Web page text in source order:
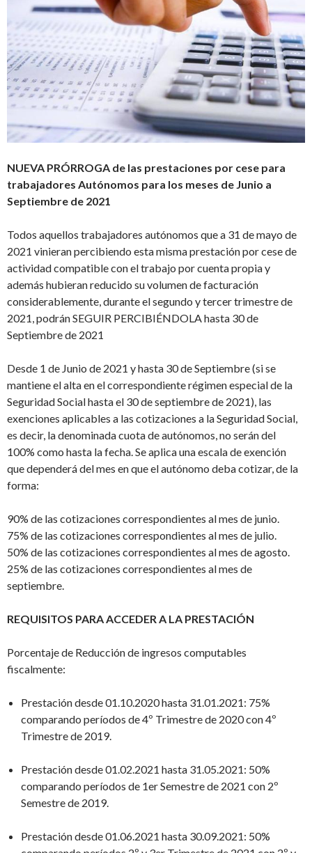
NUEVA PRÓRROGA de las prestaciones por cese para
trabajadores Autónomos para los meses de Junio a
Septiembre de 2021
Todos aquellos trabajadores autónomos que a 31 de mayo de
2021 vinieran percibiendo esta misma prestación por cese de
actividad compatible con el trabajo por cuenta propia y
además hubieran reducido su volumen de facturación
considerablemente, durante el segundo y tercer trimestre de
2021, podrán SEGUIR PERCIBIÉNDOLA hasta 30 de
Septiembre de 2021
Desde 1 de Junio de 2021 y hasta 30 de Septiembre (si se
mantiene el alta en el correspondiente régimen especial de la
Seguridad Social hasta el 30 de septiembre de 2021), las
exenciones aplicables a las cotizaciones a la Seguridad Social,
es decir, la denominada cuota de autónomos, no serán del
100% como hasta la fecha. Se aplica una escala de exención
que dependerá del mes en que el autónomo deba cotizar, de la
forma:
90% de las cotizaciones correspondientes al mes de junio.
75% de las cotizaciones correspondientes al mes de julio.
50% de las cotizaciones correspondientes al mes de agosto.
25% de las cotizaciones correspondientes al mes de
septiembre.
REQUISITOS PARA ACCEDER A LA PRESTACIÓN
Porcentaje de Reducción de ingresos computables
fiscalmente:
Prestación desde 01.10.2020 hasta 31.01.2021: 75%
comparando períodos de 4º Trimestre de 2020 con 4º
Trimestre de 2019.
Prestación desde 01.02.2021 hasta 31.05.2021: 50%
comparando períodos de 1er Semestre de 2021 con 2º
Semestre de 2019.
Prestación desde 01.06.2021 hasta 30.09.2021: 50%